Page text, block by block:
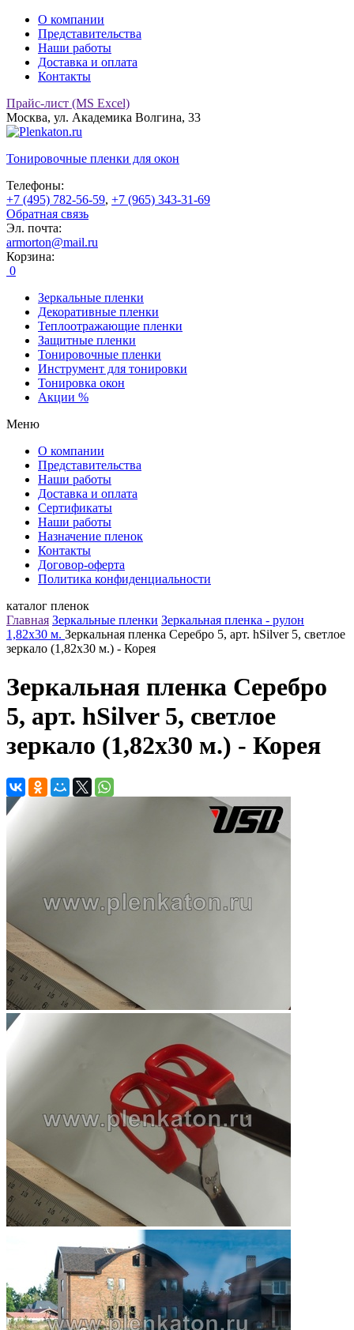
О компании
Представительства
Наши работы
Доставка и оплата
Контакты
Прайс-лист (MS Excel)
Москва, ул. Академика Волгина, 33
Тонировочные пленки для окон
Телефоны:
+7 (495) 782-56-59, +7 (965) 343-31-69
Обратная связь
Эл. почта:
armorton@mail.ru
Корзина:
0
Зеркальные пленки
Декоративные пленки
Теплоотражающие пленки
Защитные пленки
Тонировочные пленки
Инструмент для тонировки
Тонировка окон
Акции %
Меню
О компании
Представительства
Наши работы
Доставка и оплата
Сертификаты
Наши работы
Назначение пленок
Контакты
Договор-оферта
Политика конфиденциальности
каталог пленок
Главная Зеркальные пленки Зеркальная пленка - рулон
1,82х30 м. Зеркальная пленка Серебро 5, арт. hSilver 5, светлое
зеркало (1,82х30 м.) - Корея
Зеркальная пленка Серебро
5, арт. hSilver 5, светлое
зеркало (1,82х30 м.) - Корея